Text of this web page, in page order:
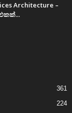
Architecture –
361
224